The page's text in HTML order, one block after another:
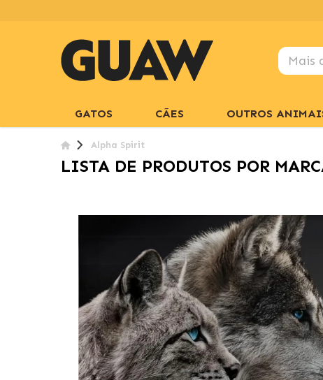
GATOS CÃES OUTROS
Alpha Spirit
LISTA DE PRODUTOS POR